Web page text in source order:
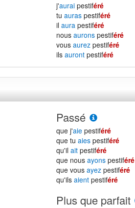
j'aurai pestiféré
tuauras pestiféré
ilaura pestiféré
nousaurons pestiféré
vousaurez pestiféré
ilsauront pestiféré
Passé
que j'aie pestiféré
que tuaies pestiféré
qu'ilait pestiféré
que nousayons pestiféré
que vousayez pestiféré
qu'ilsaient pestiféré
Plus que parfait